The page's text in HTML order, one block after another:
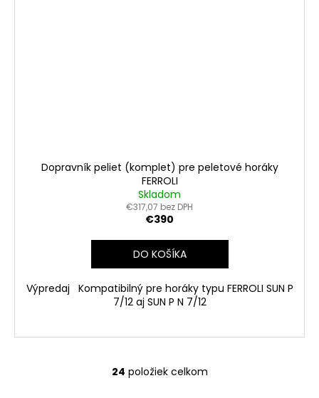
Dopravník peliet (komplet) pre peletové horáky
FERROLI
Skladom
€317,07 bez DPH
€390
DO KOŠÍKA
Výpredaj Kompatibilný pre horáky typu FERROLI SUN P
7/12 aj SUN P N 7/12
O
24 položiek celkom